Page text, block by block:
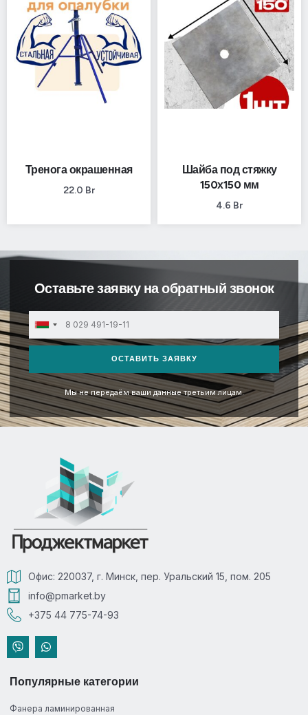
Тренога окрашенная
22.0 Br
Шайба под стяжку
150х150 мм
4.6 Br
Оставьте заявку на обратный звонок
Belarus
+375
ОСТАВИТЬ ЗАЯВКУ
Мы не передаём ваши данные третьим лицам.
Офис: 220037, г. Минск, пер. Уральский 15, пом. 205
info@pmarket.by
+375 44 775-74-93
Популярные категории
Фанера ламинированная